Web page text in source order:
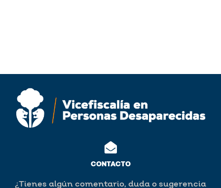
CONTACTO
¿Tienes algún comentario, duda o sugerencia